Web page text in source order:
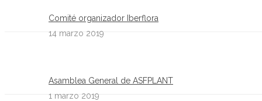
Comité organizador Iberflora
14 marzo 2019
Asamblea General de ASFPLANT
1 marzo 2019